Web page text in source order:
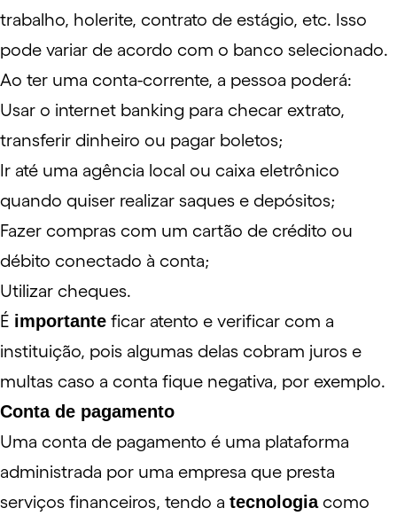
trabalho, holerite, contrato de estágio, etc. Isso
pode variar de acordo com o banco selecionado.
Ao ter uma conta-corrente, a pessoa poderá:
Usar o internet banking para checar extrato,
transferir dinheiro ou pagar boletos;
Ir até uma agência local ou caixa eletrônico
quando quiser realizar saques e depósitos;
Fazer compras com um cartão de crédito ou
débito conectado à conta;
Utilizar cheques.
É importante ficar atento e verificar com a
instituição, pois algumas delas cobram juros e
multas caso a conta fique negativa, por exemplo.
Conta de pagamento
Uma conta de pagamento é uma plataforma
administrada por uma empresa que presta
serviços financeiros, tendo a tecnologiacomo